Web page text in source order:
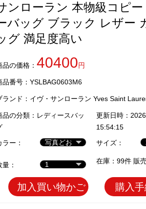
上がりをお見逃しなく。
ンローラン 本物級コピ
バッグ ブラック レザー
グ 満足度高い
品の価格： 40400円
品番号：YSLBAG0603M6
ランド： イヴ・サンローラン Yves Saint
品の分類： レディースバッ
更新日時：
15:54:15
ラー：
サイズ：
量： 在庫：99件 販
加入買い物かご 購入